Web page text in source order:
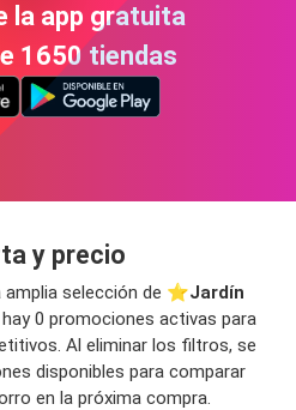
la app gratuita
1650 tiendas
y precio
amplia selección de ⭐️Jardín
0 promociones activas para
Al eliminar los filtros, se
disponibles para comparar
en la próxima compra.